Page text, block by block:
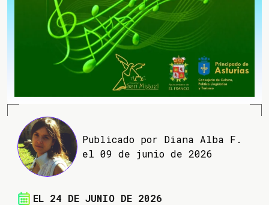
Publicado por Diana Alba F.
el 09 de junio de 2026
EL 24 DE JUNIO DE 2026